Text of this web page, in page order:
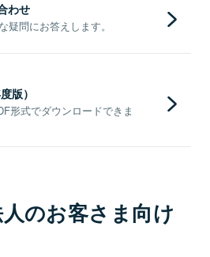
わせ
問にお答えします。
版）
形式でダウンロードできま
のお客さま向け